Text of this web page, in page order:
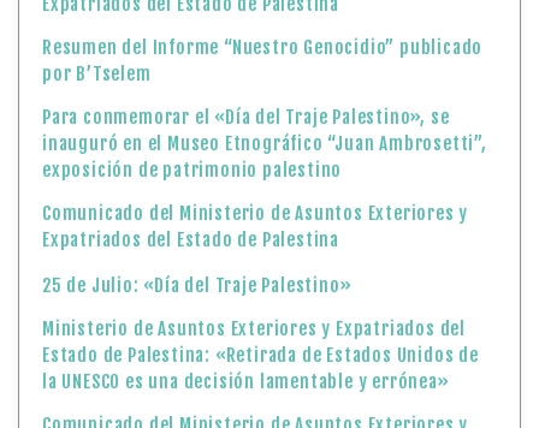
Resumen del Informe “Nuestro Genocidio” publicado
por B’Tselem
Para conmemorar el «Día del Traje Palestino», se
inauguró en el Museo Etnográfico “Juan Ambrosetti”,
exposición de patrimonio palestino
Comunicado del Ministerio de Asuntos Exteriores y
Expatriados del Estado de Palestina
25 de Julio: «Día del Traje Palestino»
Ministerio de Asuntos Exteriores y Expatriados del
Estado de Palestina: «Retirada de Estados Unidos de
la UNESCO es una decisión lamentable y errónea»